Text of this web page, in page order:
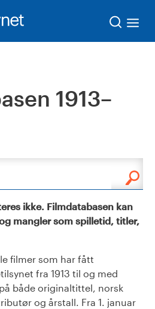
1913–
ikke. Filmdatabasen kan
mangler som spilletid, titler,
filmer som har fått
fra 1913 til og med
både originaltittel, norsk
og årstall. Fra 1. januar